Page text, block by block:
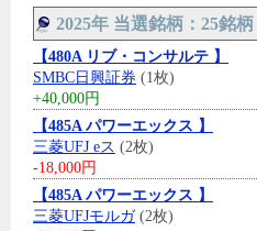
2025年 当選銘柄：25銘柄
【480A リブ・コンサルテ 】
SMBC日興証券 (1枚)
+40,000円
【485A パワーエックス 】
三菱UFJ eス (2枚)
-18,000円
【485A パワーエックス 】
三菱UFJモルガ(2枚)